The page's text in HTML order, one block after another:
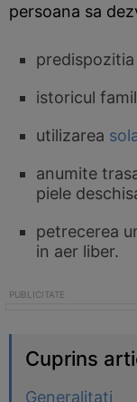
persoana sa
istoricul
utilizarea
anumite
piele
petrecerea
in aer liber.
Cuprins
Generalitati